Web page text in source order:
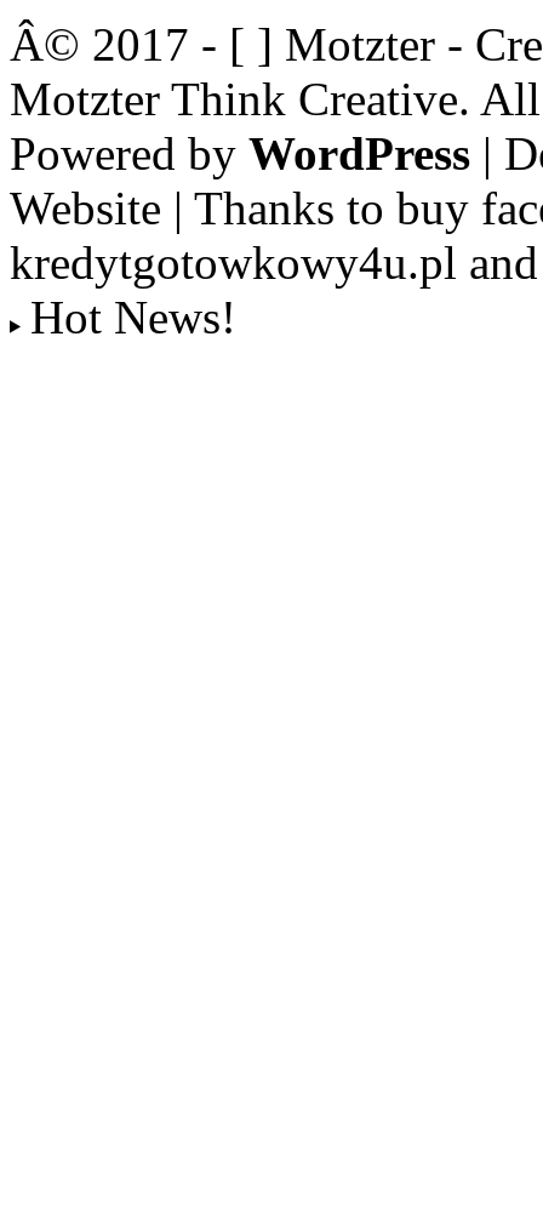
Â© 2017 - [ ] Motzter -
Motzter Think Creative.
Powered by WordPress |
Website | Thanks to buy
kredytgotowkowy4u.pl
Hot News!